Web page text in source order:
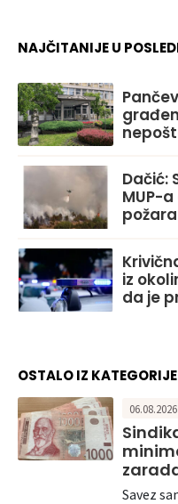
NAJČITANIJE U
Dačić:
MUP-
iz
da je
OSTALO IZ
Savez